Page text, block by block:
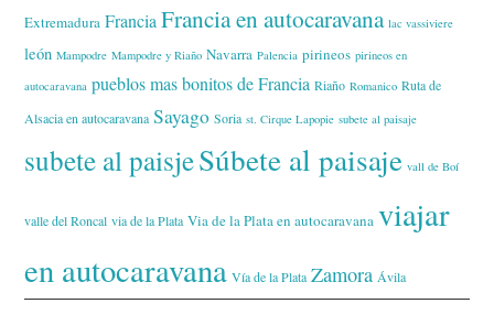
Extremadura Francia Francia en autocaravana lac vassiviere
león Mampodre Mampodre y Riaño Navarra Palencia pirineos pirineos en
autocaravana pueblos mas bonitos de Francia Riaño Romanico Ruta de
Alsacia en autocaravana Sayago Soria st. Cirque Lapopie subete al paisaje
subete al paisjeSúbete al paisaje vall de Boí
valle del Roncal via de la Plata Via de la Plata en autocaravana viajar
en autocaravana Vía de la Plata Zamora Ávila